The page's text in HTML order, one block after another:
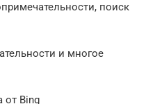
поиск
и многое
от Bing